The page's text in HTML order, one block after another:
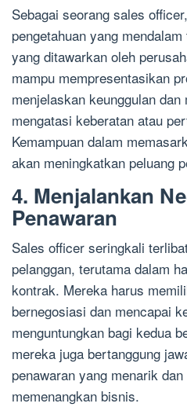
Sebagai seorang sales
pengetahuan yang
yang ditawarkan oleh
mampu mempresentasikan
menjelaskan keunggulan
mengatasi keberatan atau
Kemampuan dalam
akan meningkatkan peluang
4. Menjalankan
Penawaran
Sales officer seringkali
pelanggan, terutama dalam
kontrak. Mereka harus
bernegosiasi dan mencapai
menguntungkan bagi kedua
mereka juga bertanggung
penawaran yang menarik
memenangkan bisnis.